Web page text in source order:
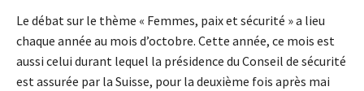
Le débat sur le thème « Femmes, paix et sécurité » a lieu
chaque année au mois d’octobre. Cette année, ce mois est
aussi celui durant lequel la présidence du Conseil de sécurité
est assurée par la Suisse, pour la deuxième fois après mai